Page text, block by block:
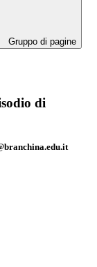
Gruppo di pagine
di